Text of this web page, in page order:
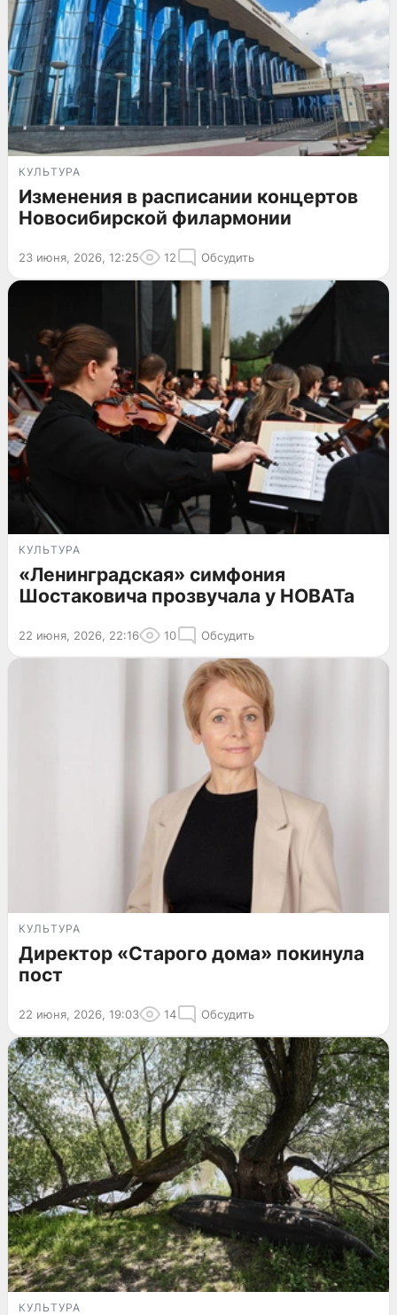
КУЛЬТУРА
Изменения в расписании концертов
Новосибирской филармонии
23 июня, 2026, 12:25 12 Обсудить
КУЛЬТУРА
«Ленинградская» симфония
Шостаковича прозвучала у НОВАТа
22 июня, 2026, 22:16 10 Обсудить
КУЛЬТУРА
Директор «Старого дома» покинула
пост
22 июня, 2026, 19:03 14 Обсудить
КУЛЬТУРА